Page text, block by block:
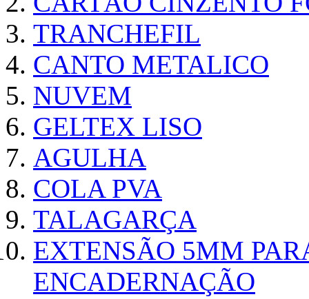
TRANCHEFIL
CANTO METALICO
NUVEM
GELTEX LISO
AGULHA
COLA PVA
TALAGARÇA
EXTENSÃO 5MM
ENCADERNAÇÃO